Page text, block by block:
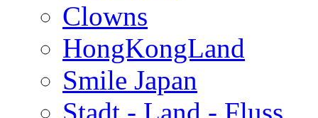
Clowns
HongKongLand
Smile Japan